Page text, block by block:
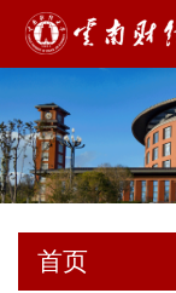
首页